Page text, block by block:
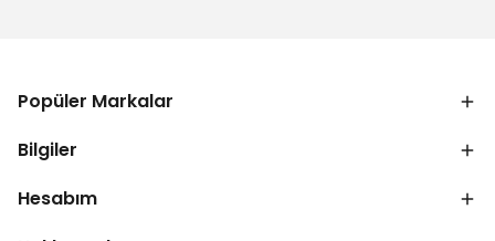
Popüler Markalar
Bilgiler
Hesabım